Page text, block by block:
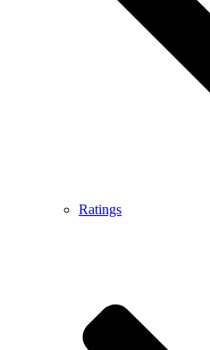
Ratings